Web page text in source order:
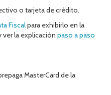
o tarjeta de crédito.
Fiscalpara exhibirlo en la
ver la explicación paso a paso
MasterCard de la